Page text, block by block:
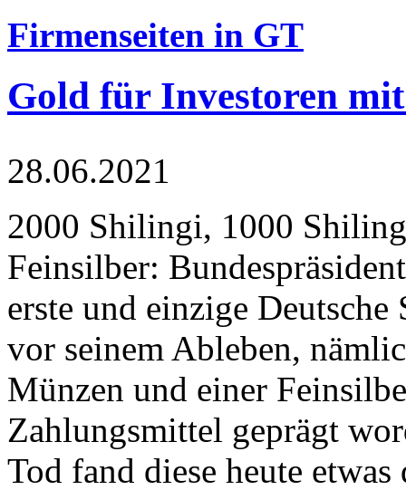
Firmenseiten in GT
Gold für Investoren
28.06.2021
2000 Shilingi, 1000
Feinsilber:
erste und einzige Deutsche
vor seinem Ableben,
Münzen und einer
Zahlungsmittel geprägt
Tod fand diese heute